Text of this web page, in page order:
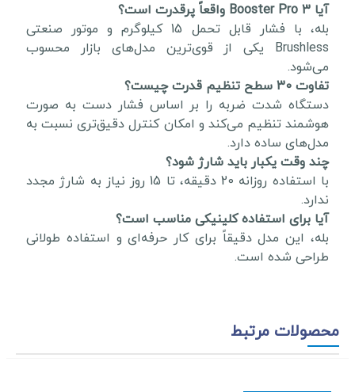
آیا Booster Pro 3 واقعاً پرقدرت است؟
بله، با فشار قابل تحمل 15 کیلوگرم و موتور صنعتی
Brushless یکی از قوی‌ترین مدل‌های بازار محسوب
می‌شود.
تفاوت 30 سطح تنظیم قدرت چیست؟
دستگاه شدت ضربه را بر اساس فشار دست به صورت
هوشمند تنظیم می‌کند و امکان کنترل دقیق‌تری نسبت به
مدل‌های ساده دارد.
چند وقت یکبار باید شارژ شود؟
با استفاده روزانه 20 دقیقه، تا 15 روز نیاز به شارژ مجدد
ندارد.
آیا برای استفاده کلینیکی مناسب است؟
بله، این مدل دقیقاً برای کار حرفه‌ای و استفاده طولانی
طراحی شده است.
محصولات مرتبط